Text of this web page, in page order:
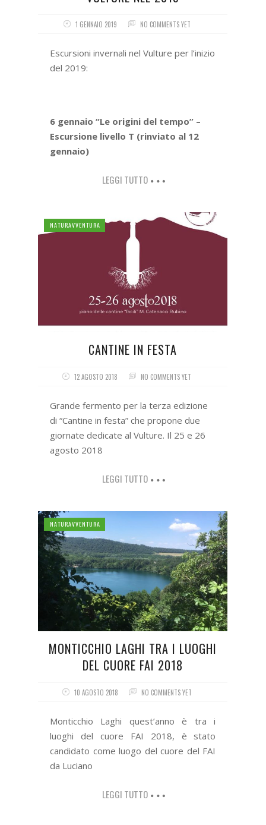
1 GENNAIO 2019 NO COMMENTS YET
Escursioni invernali nel Vulture per l’inizio
del 2019:
6 gennaio “Le origini del tempo” –
Escursione livello T (rinviato al 12
gennaio)
LEGGI TUTTO
NATURAVVENTURA
CANTINE IN FESTA
12 AGOSTO 2018 NO COMMENTS YET
Grande fermento per la terza edizione
di “Cantine in festa” che propone due
giornate dedicate al Vulture. Il 25 e 26
agosto 2018
LEGGI TUTTO
NATURAVVENTURA
MONTICCHIO LAGHI TRA I LUOGHI
DEL CUORE FAI 2018
10 AGOSTO 2018 NO COMMENTS YET
Monticchio Laghi quest’anno è tra i
luoghi del cuore FAI 2018, è stato
candidato come luogo del cuore del FAI
da Luciano
LEGGI TUTTO